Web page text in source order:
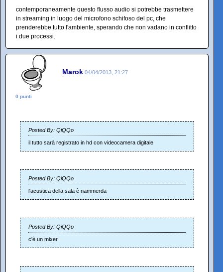
contemporaneamente questo flusso audio si potrebbe trasmettere
in streaming in luogo del microfono schifoso del pc, che
prenderebbe tutto l'ambiente, sperando che non vadano in conflitto
i due processi.
Marok 04/04/2013, 21:27
0 punti
Posted By: QiQQo
il tutto sarà registrato in hd con videocamera digitale
Posted By: QiQQo
l'acustica della sala è nammerda
Posted By: QiQQo
c'è un mixer